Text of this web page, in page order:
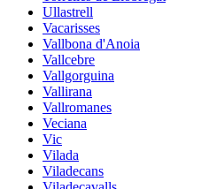
Ullastrell
Vacarisses
Vallbona d'Anoia
Vallcebre
Vallgorguina
Vallirana
Vallromanes
Veciana
Vic
Vilada
Viladecans